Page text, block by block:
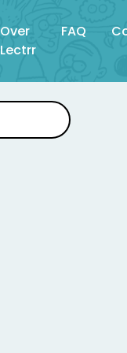
Over
Lectrr
FAQ